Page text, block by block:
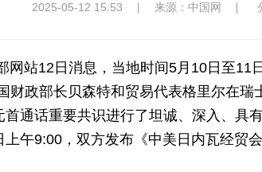
2025-05-12 15:53 来源：中国网
网站12日消息， 当地时间5月10日至11
财政部长贝森特和贸易代表格里尔在瑞
通话重要共识进行了坦诚、深入、具
午9:00，双方发布《中美日内瓦经贸